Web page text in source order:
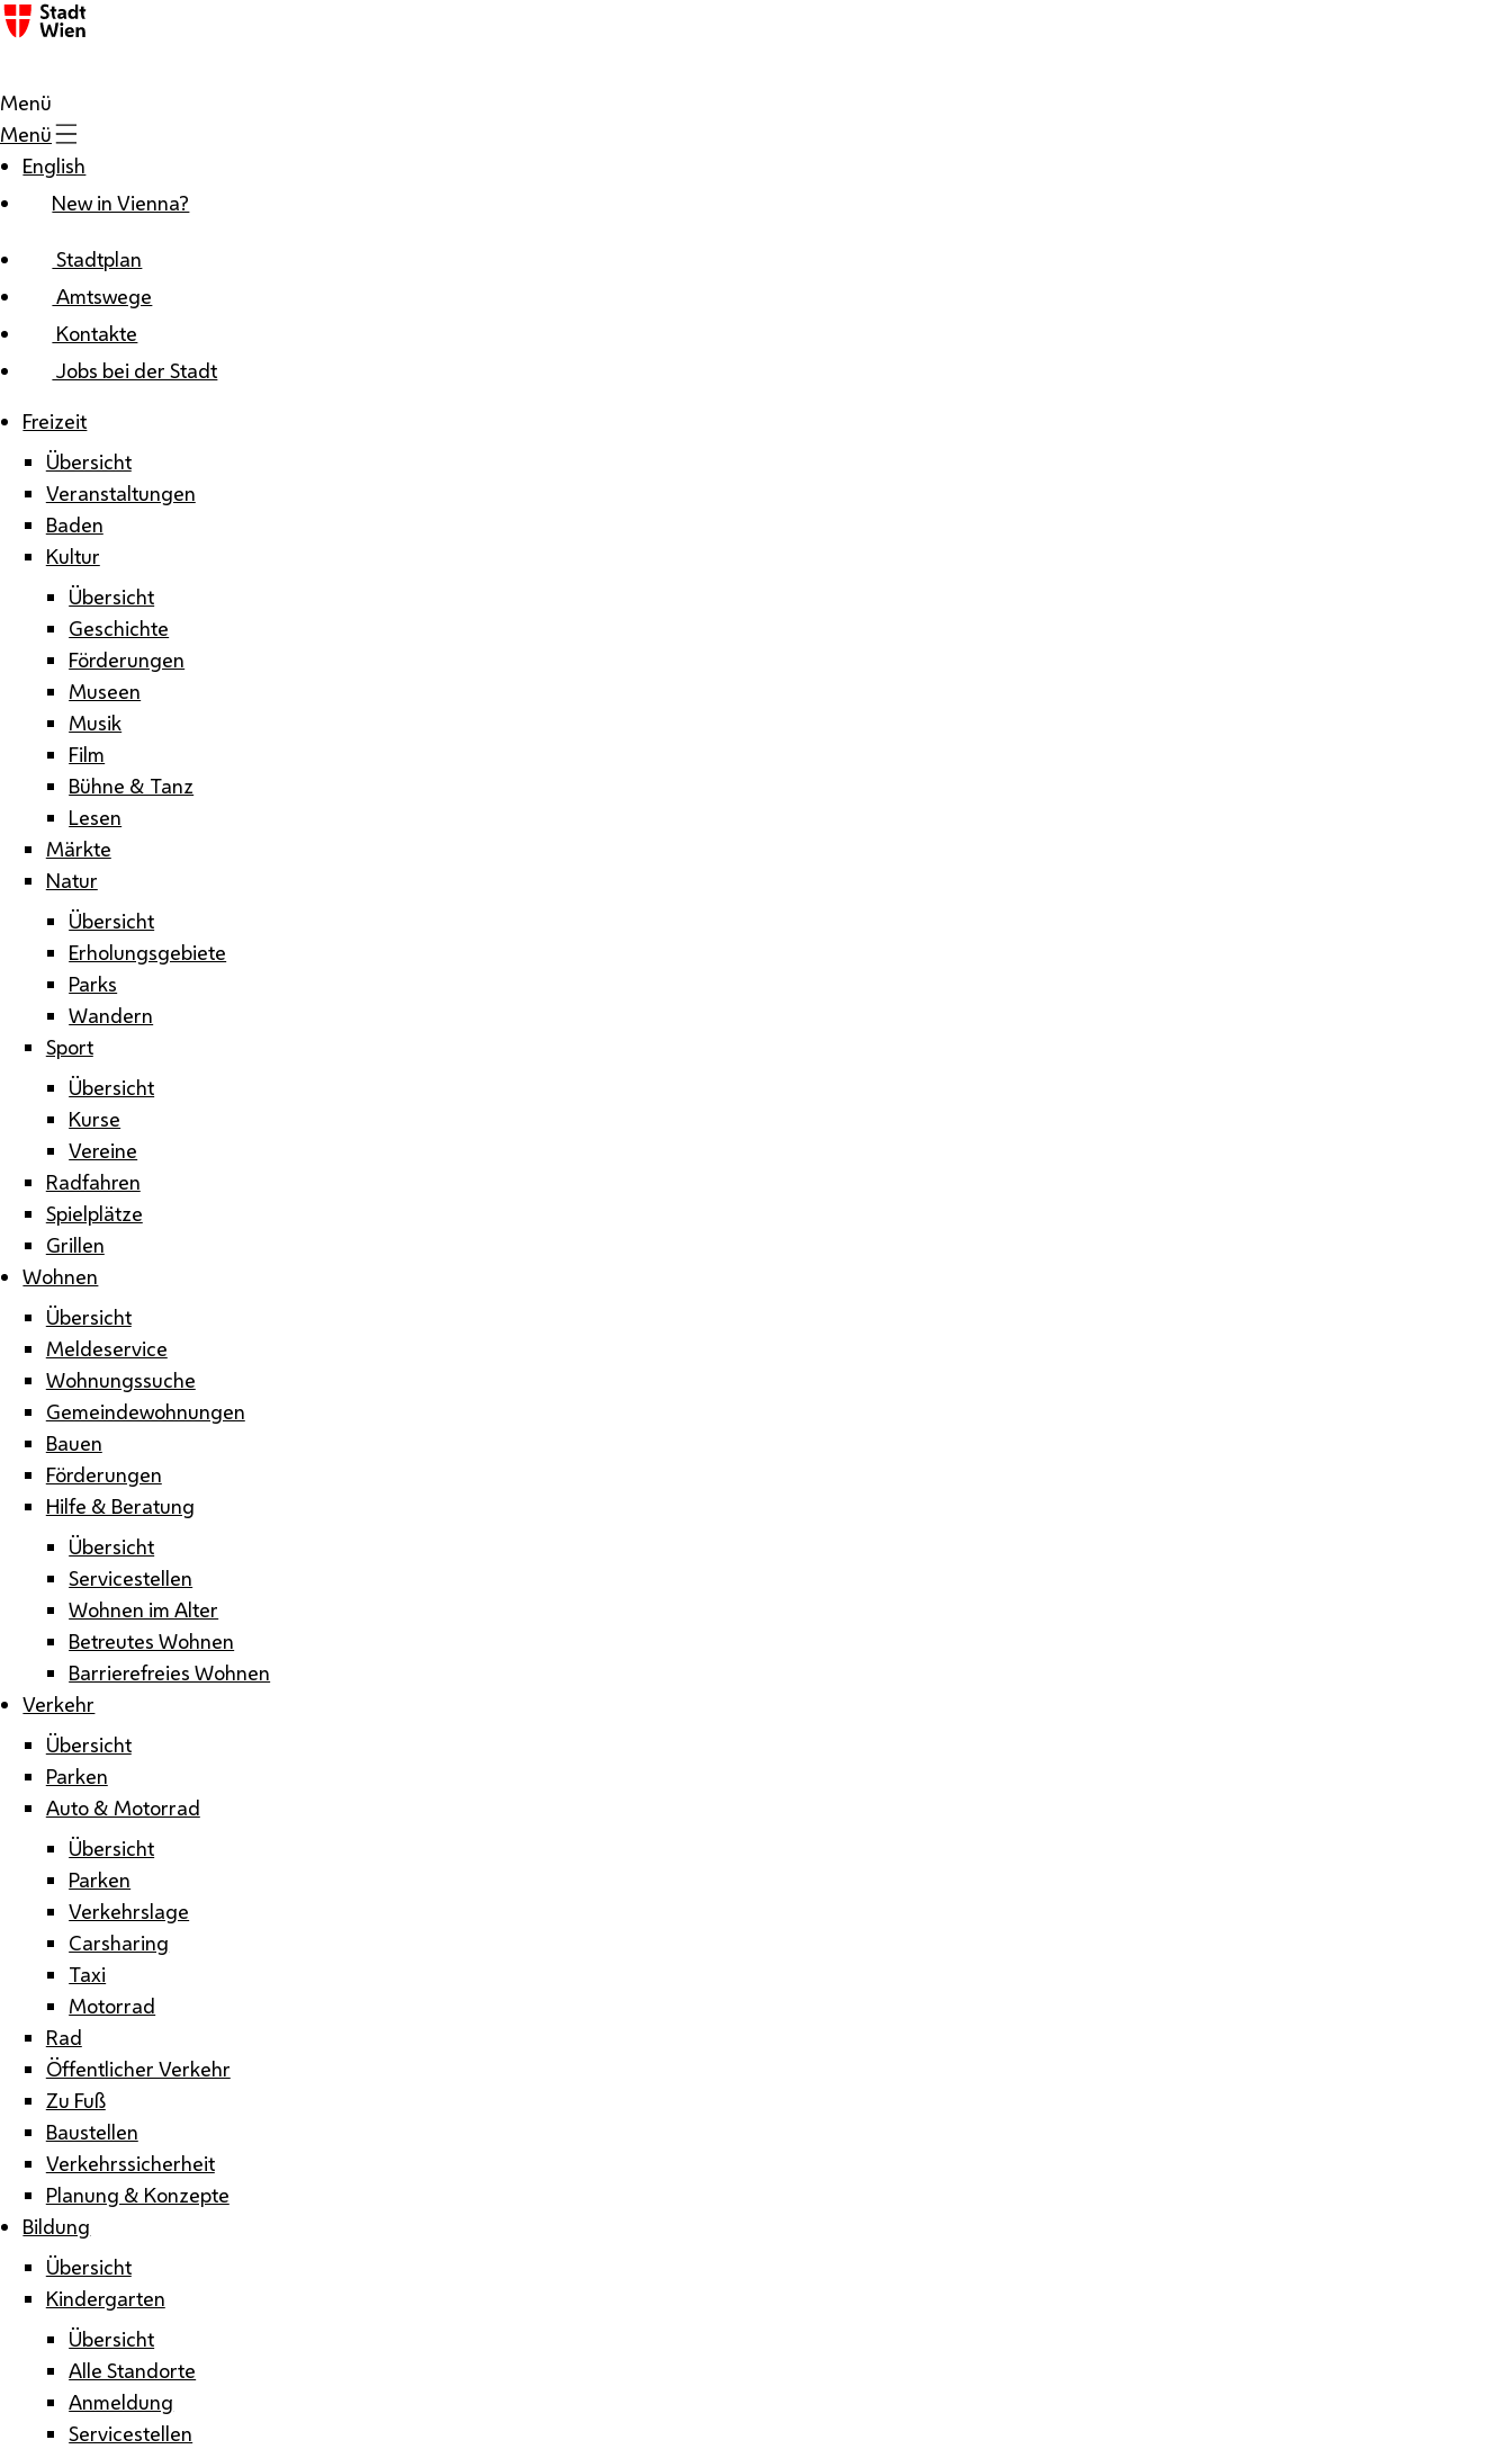
Zum Inhalt
Menü
Menü
English
New in Vienna?
Stadtplan
Amtswege
Kontakte
Jobs bei der Stadt
Freizeit
Übersicht
Veranstaltungen
Baden
Kultur
Übersicht
Geschichte
Förderungen
Museen
Musik
Film
Bühne & Tanz
Lesen
Märkte
Natur
Übersicht
Erholungsgebiete
Parks
Wandern
Sport
Übersicht
Kurse
Vereine
Radfahren
Spielplätze
Grillen
Wohnen
Übersicht
Meldeservice
Wohnungssuche
Gemeindewohnungen
Bauen
Förderungen
Hilfe & Beratung
Übersicht
Servicestellen
Wohnen im Alter
Betreutes Wohnen
Barrierefreies Wohnen
Verkehr
Übersicht
Parken
Auto & Motorrad
Übersicht
Parken
Verkehrslage
Carsharing
Taxi
Motorrad
Rad
Öffentlicher Verkehr
Zu Fuß
Baustellen
Verkehrssicherheit
Planung & Konzepte
Bildung
Übersicht
Kindergarten
Übersicht
Alle Standorte
Anmeldung
Servicestellen